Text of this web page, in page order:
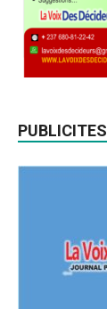
PUBLICITES